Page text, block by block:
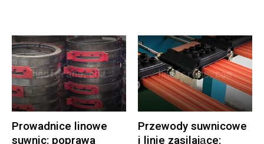
najpłynniej po torze,
utrzymując
jednocześnie ciężar
suwnicy.
napędzanego wału w
mechanizmach
podnoszenia i
obsługi suwnicy.
Zazwyczaj są
używane w
połączeniu ze
Prowadnice linowe
suwnic: poprawa
Przewody suwnicowe
i linie zasilające: